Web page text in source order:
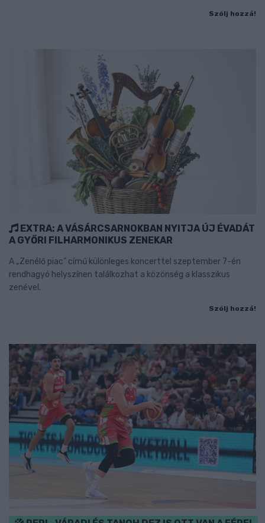
Szólj hozzá!
EXTRA: A VÁSÁRCSARNOKBAN NYITJA ÚJ ÉVADÁT
A GYŐRI FILHARMONIKUS ZENEKAR
A „Zenélő piac” című különleges koncerttel szeptember 7-én
rendhagyó helyszínen találkozhat a közönség a klasszikus
zenével.
Szólj hozzá!